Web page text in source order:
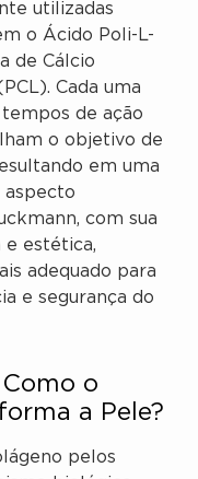
utilizadas
o Ácido Poli-L-
de Cálcio
Cada uma
de ação
o objetivo de
em uma
aspecto
com sua
e estética,
adequado para
e segurança do
o
a Pele?
pelos